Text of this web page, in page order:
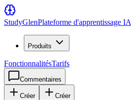
StudyGlenPlateforme d'apprentissage IA
Produits
FonctionnalitésTarifs
Commentaires
Créer Créer